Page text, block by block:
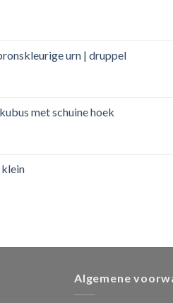
urn | druppel
met schuine hoek
Algemene